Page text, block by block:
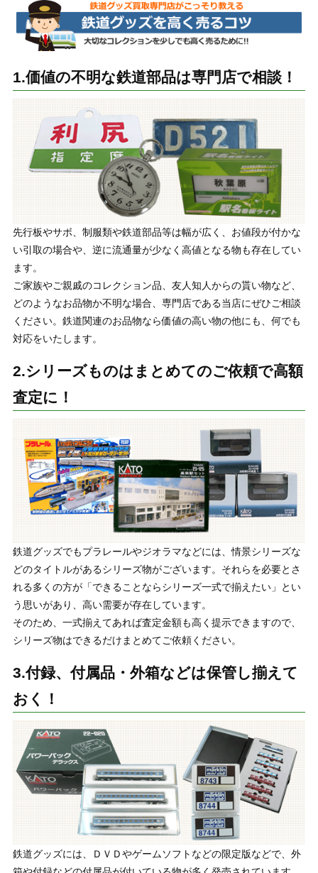
1.価値の不明な鉄道部品は専門店で相談！
先行板やサボ、制服類や鉄道部品等は幅が広く、お値段が付かな
い引取の場合や、逆に流通量が少なく高値となる物も存在してい
ます。
ご家族やご親戚のコレクション品、友人知人からの貰い物など、
どのようなお品物か不明な場合、専門店である当店にぜひご相談
ください。鉄道関連のお品物なら価値の高い物の他にも、何でも
対応をいたします。
2.シリーズものはまとめてのご依頼で高額
査定に！
鉄道グッズでもプラレールやジオラマなどには、情景シリーズな
どのタイトルがあるシリーズ物がございます。それらを必要とさ
れる多くの方が「できることならシリーズ一式で揃えたい」とい
う思いがあり、高い需要が存在しています。
そのため、一式揃えてあれば査定金額も高く提示できますので、
シリーズ物はできるだけまとめてご依頼ください。
3.付録、付属品・外箱などは保管し揃えて
おく！
鉄道グッズには、ＤＶＤやゲームソフトなどの限定版などで、外